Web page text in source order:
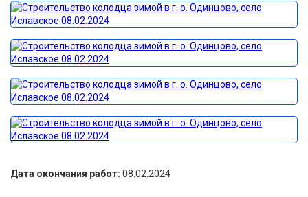
Дата окончания работ: 08.02.2024